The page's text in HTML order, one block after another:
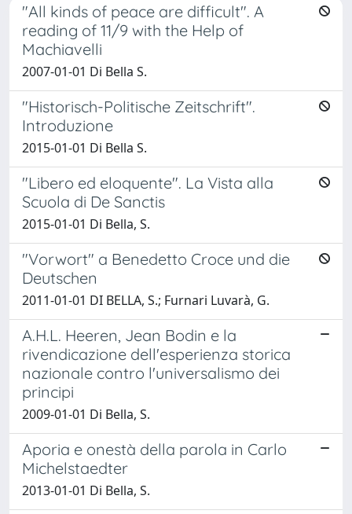
"All kinds of peace are difficult". A
reading of 11/9 with the Help of
Machiavelli
2007-01-01 Di Bella S.
"Historisch-Politische Zeitschrift".
Introduzione
2015-01-01 Di Bella S.
"Libero ed eloquente". La Vista alla
Scuola di De Sanctis
2015-01-01 Di Bella, S.
"Vorwort" a Benedetto Croce und die
Deutschen
2011-01-01 DI BELLA, S.; Furnari Luvarà, G.
A.H.L. Heeren, Jean Bodin e la
rivendicazione dell'esperienza storica
nazionale contro l'universalismo dei
principi
2009-01-01 Di Bella, S.
Aporia e onestà della parola in Carlo
Michelstaedter
2013-01-01 Di Bella, S.